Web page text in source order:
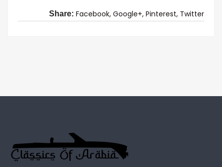
Share: Facebook, Google+, Pinterest, Twitter